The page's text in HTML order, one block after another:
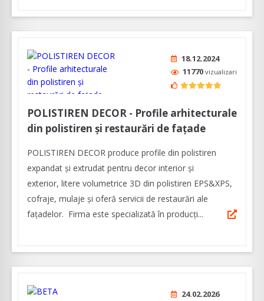
18.12.2024
11770 vizualizari
POLISTIREN DECOR - Profile arhitecturale
din polistiren și restaurări de fațade
POLISTIREN DECOR produce profile din polistiren
expandat și extrudat pentru decor interior și
exterior, litere volumetrice 3D din polistiren EPS&XPS,
cofraje, mulaje și oferă servicii de restaurări ale
fațadelor. Firma este specializată în producți...
24.02.2026